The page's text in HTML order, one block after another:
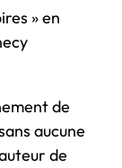
» en
de
aucune
de